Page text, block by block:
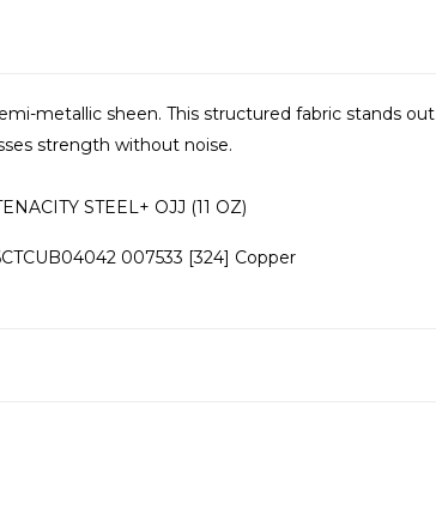
metallic sheen. This structured fabric stands
strength without noise.
STEEL+ OJJ (11 OZ)
007533 [324] Copper